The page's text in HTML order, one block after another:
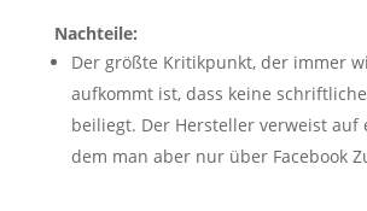
Nachteile:
Der größte Kritikpunkt, der immer
aufkommt ist, dass keine
beiliegt. Der Hersteller verweist auf
dem man aber nur über Facebook